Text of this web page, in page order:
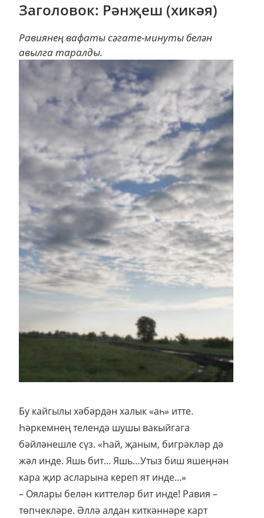
Заголовок: Рәнҗеш (хикәя)
Равиянең вафаты сәгате-минуты белән
авылга таралды.
Бу кайгылы хәбәрдән халык «аһ» итте.
Һәркемнең телендә шушы вакыйгага
бәйләнешле сүз. «Һай, җаным, бигрәкләр дә
жәл инде. Яшь бит... Яшь…Утыз биш яшеңнән
кара җир асларына кереп ят инде...»
– Оялары белән киттеләр бит инде! Равия –
төпчекләре. Әллә алдан киткәннәре карт